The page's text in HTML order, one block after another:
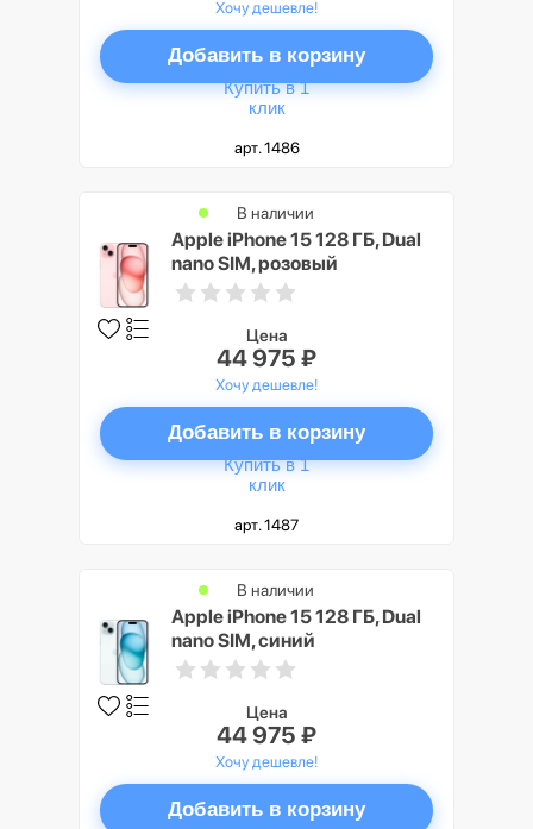
Хочу дешевле!
Добавить в корзину
Купить в 1
клик
арт. 1486
Apple iPhone 15 128 ГБ, Dual
nano SIM, розовый
В наличии
Цена
44 975 ₽
Хочу дешевле!
Добавить в корзину
Купить в 1
клик
арт. 1487
Apple iPhone 15 128 ГБ, Dual
nano SIM, синий
В наличии
Цена
44 975 ₽
Хочу дешевле!
Добавить в корзину